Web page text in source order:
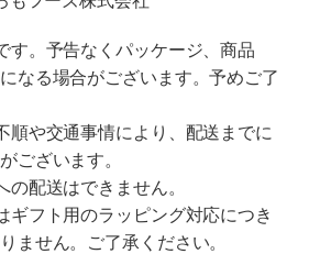
す。予告なくパッケージ、商品
なる場合がございます。予めご了
順や交通事情により、配送までに
ございます。
配送はできません。
ギフト用のラッピング対応につき
ません。ご了承ください。